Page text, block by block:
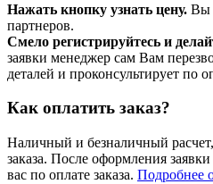
Нажать кнопку узнать цену. Вы
партнеров.
Смело регистрируйтесь и
заявки менеджер сам Вам
деталей и проконсультирует по
Как оплатить заказ?
Наличный и безналичный
заказа. После оформления
вас по оплате заказа. Подробнее